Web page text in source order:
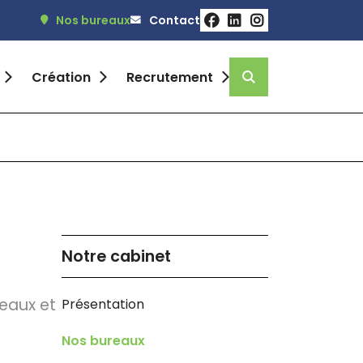
Nos bureaux Contact
Recrutement
et
Notre cabinet
Présentation
Nos bureaux